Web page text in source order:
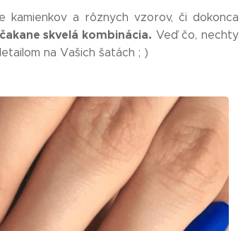
kamienkov a rôznych vzorov, či dokonca
skvelá kombinácia. Veď čo, nechty
na Vašich šatách ; )